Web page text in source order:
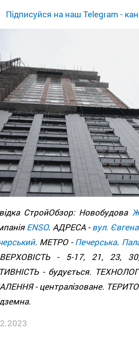
Підписуйся на наш Telegram -
СтройОбзор: Новобудова
ENSO. АДРЕСА -вул.
. МЕТРО -Печерська.
- 5-17, 21, 23,
- будується.
- централізоване.